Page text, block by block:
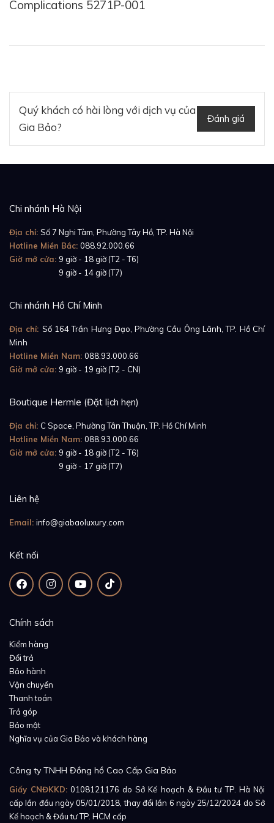
kiểm soát hoạt động của bộ máy vận hành ở mặt sau
Một tuyệt phẩm với những đặc tính nổi trội được vận
hành bởi hoạt động của cỗ máy lên dây tay sản xuất
33 chân kính. Cỗ máy vận hành được hoàn thiện tinh
xảo về cả ngoại hình lẫn chi tiết máy, đem đến hoạt
động bền bỉ trong tần số dao động 28800vph, khả
mức sai lệch thời gian mỗi ngày là không đáng kể.
Tham khảo:
Complications 5271/11P-001
Sự sang trọng, đẳng cấp mà mỗi sản phẩm của Patek
Philippe mang lại là điều mà tất cả chúng ta không ai
có thể phủ nhận. Patek Philippe Grand Complications
Complications 5271P-001
Quý khách có hài lòng với dịch vụ của
Gia Bảo?
Đánh giá
Chi nhánh Hà Nội
Địa chỉ: Số 7 Nghi Tàm, Phường Tây Hồ, TP. Hà Nội
Hotline Miền Bắc: 088.92.000.66
Giờ mở cửa: 9 giờ - 18 giờ (T2 - T6)
9 giờ - 14 giờ (T7)
Chi nhánh Hồ Chí Minh
Địa chỉ: Số 164 Trần Hưng Đạo, Phường Cầu Ông Lãnh, TP. Hồ Chí
Minh
Hotline Miền Nam: 088.93.000.66
Giờ mở cửa: 9 giờ - 19 giờ (T2 - CN)
Boutique Hermle (Đặt lịch hẹn)
Địa chỉ: C Space, Phường Tân Thuận, TP. Hồ Chí Minh
Hotline Miền Nam: 088.93.000.66
Giờ mở cửa: 9 giờ - 18 giờ (T2 - T6)
9 giờ - 17 giờ (T7)
Liên hệ
Email: info@giabaoluxury.com
Kết nối
Chính sách
Kiểm hàng
Đổi trả
Bảo hành
Vận chuyển
Thanh toán
Trả góp
Bảo mật
Nghĩa vụ của Gia Bảo và khách hàng
Công ty TNHH Đồng hồ Cao Cấp Gia Bảo
Giấy CNĐKKD: 0108121176 do Sở Kế hoạch & Đầu tư TP. Hà Nội
cấp lần đầu ngày 05/01/2018, thay đổi lần 6 ngày 25/12/2024 do Sở
Kế hoạch & Đầu tư TP. HCM cấp